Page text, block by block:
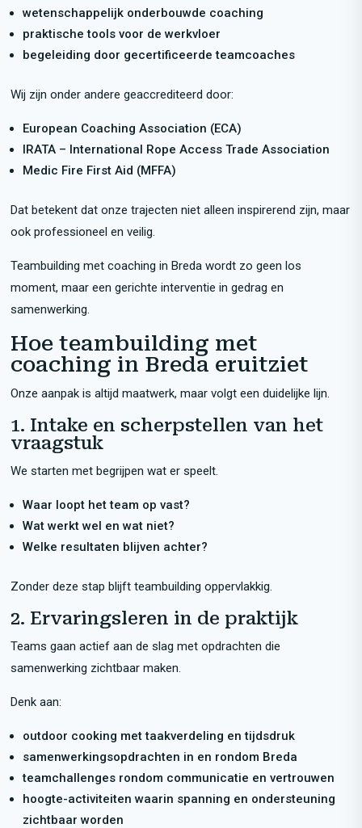
wetenschappelijk onderbouwde coaching
praktische tools voor de werkvloer
begeleiding door gecertificeerde teamcoaches
Wij zijn onder andere geaccrediteerd door:
European Coaching Association (ECA)
IRATA – International Rope Access Trade Association
Medic Fire First Aid (MFFA)
Dat betekent dat onze trajecten niet alleen inspirerend zijn, maar
ook professioneel en veilig.
Teambuilding met coaching in Breda wordt zo geen los
moment, maar een gerichte interventie in gedrag en
samenwerking.
Hoe teambuilding met
coaching in Breda eruitziet
Onze aanpak is altijd maatwerk, maar volgt een duidelijke lijn.
1. Intake en scherpstellen van het
vraagstuk
We starten met begrijpen wat er speelt.
Waar loopt het team op vast?
Wat werkt wel en wat niet?
Welke resultaten blijven achter?
Zonder deze stap blijft teambuilding oppervlakkig.
2. Ervaringsleren in de praktijk
Teams gaan actief aan de slag met opdrachten die
samenwerking zichtbaar maken.
Denk aan:
outdoor cooking met taakverdeling en tijdsdruk
samenwerkingsopdrachten in en rondom Breda
teamchallenges rondom communicatie en vertrouwen
hoogte-activiteiten waarin spanning en ondersteuning
zichtbaar worden